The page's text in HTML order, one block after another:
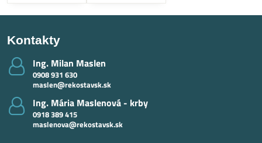
Kontakty
Ing​. Milan Maslen
0908 931 630
maslen@rekostavsk.sk
Ing​. Mária Maslenová - krby
0918 389 415
maslenova@rekostavsk.sk